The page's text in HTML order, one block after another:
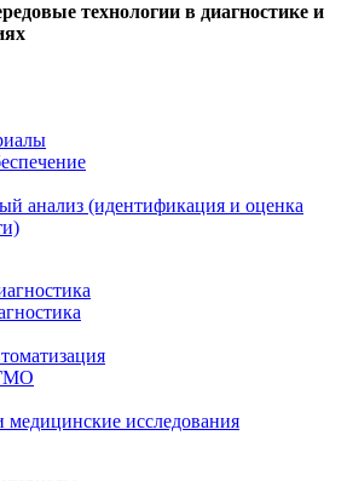
технологии в диагностике и
анализ (идентификация и оценка
медицинские исследования